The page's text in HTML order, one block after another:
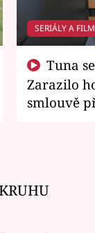
SERIÁLY A
Zarazilo
smlouvě